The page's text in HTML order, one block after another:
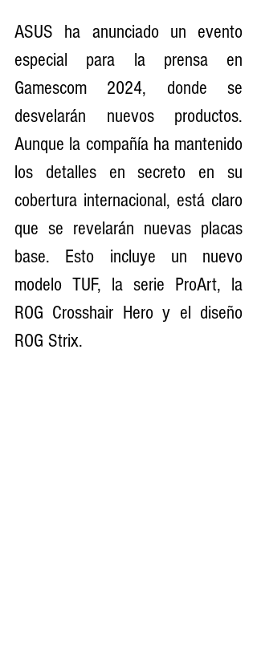
ASUS ha anunciado un evento
especial para la prensa en
Gamescom 2024, donde se
desvelarán nuevos productos.
Aunque la compañía ha mantenido
los detalles en secreto en su
cobertura internacional, está claro
que se revelarán nuevas placas
base. Esto incluye un nuevo
modelo TUF, la serie ProArt, la
ROG Crosshair Hero y el diseño
ROG Strix.